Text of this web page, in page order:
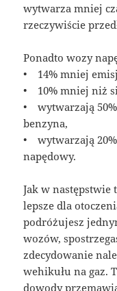
wytwarza mniej
rzeczywiście
Ponadto wozy
• 14% mniej
• 10% mniej niż
• wytwarzają
benzyna,
• wytwarzają
napędowy.
Jak w następstwie
lepsze dla
podróżujesz
wozów,
zdecydowanie
wehikułu na gaz.
dowody